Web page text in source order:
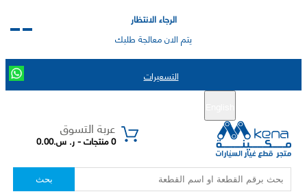
الرجاء الانتظار
يتم الان معالجة طلبك
التسعيرات
عربة التسوق
0 منتجات - ر. س.0.00
بحث